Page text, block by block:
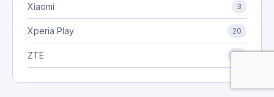
Xiaomi 3
Xperia Play 20
ZTE